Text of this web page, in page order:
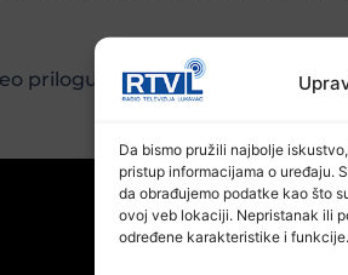
Da bismo pružili najbolje
pristup informacijama o uređaju.
da obrađujemo podatke kao što
ovoj veb lokaciji. Nepristanak ili
određene karakteristike i funkcije.
prilogu donosi Suade Imamović: